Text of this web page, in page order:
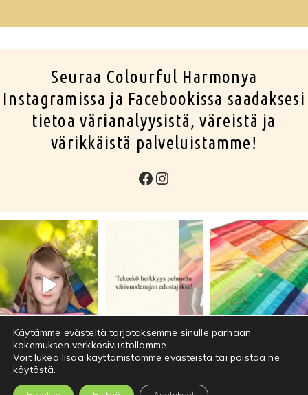
Seuraa Colourful Harmonya
Instagramissa ja Facebookissa saadaksesi
tietoa värianalyysistä, väreistä ja
värikkäistä palveluistamme!
Facebook
Instagram
COPYRIGHT © 2026 · COLOURFUL HARMONY ·
Käytämme evästeitä tarjotaksemme sinulle parhaan
kokemuksen verkkosivustollamme.
Voit lukea lisää käyttämistämme evästeistä tai poistaa ne
käytöstä.